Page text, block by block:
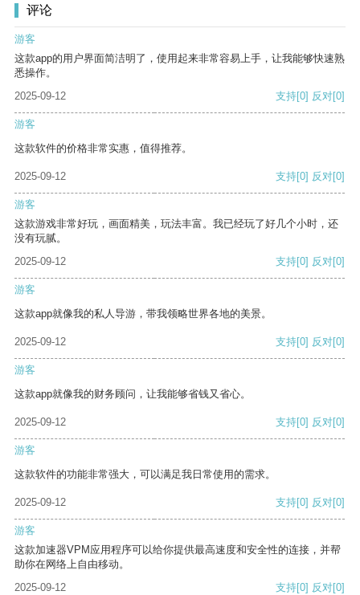
评论
游客
这款app的用户界面简洁明了，使用起来非常容易上手，让我能够快速熟
悉操作。
2025-09-12
支持[0] 反对[0]
游客
这款软件的价格非常实惠，值得推荐。
2025-09-12 支持[0] 反对[0]
游客
这款游戏非常好玩，画面精美，玩法丰富。我已经玩了好几个小时，还
没有玩腻。
2025-09-12
支持[0] 反对[0]
游客
这款app就像我的私人导游，带我领略世界各地的美景。
2025-09-12 支持[0] 反对[0]
游客
这款app就像我的财务顾问，让我能够省钱又省心。
2025-09-12 支持[0] 反对[0]
游客
这款软件的功能非常强大，可以满足我日常使用的需求。
2025-09-12 支持[0] 反对[0]
游客
这款加速器VPM应用程序可以给你提供最高速度和安全性的连接，并帮
助你在网络上自由移动。
2025-09-12
支持[0] 反对[0]